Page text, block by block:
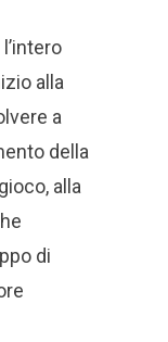
alla
a
della
alla
di